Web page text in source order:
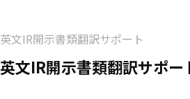
英文IR開示書類翻訳サポート
英文IR開示書類翻訳サポー